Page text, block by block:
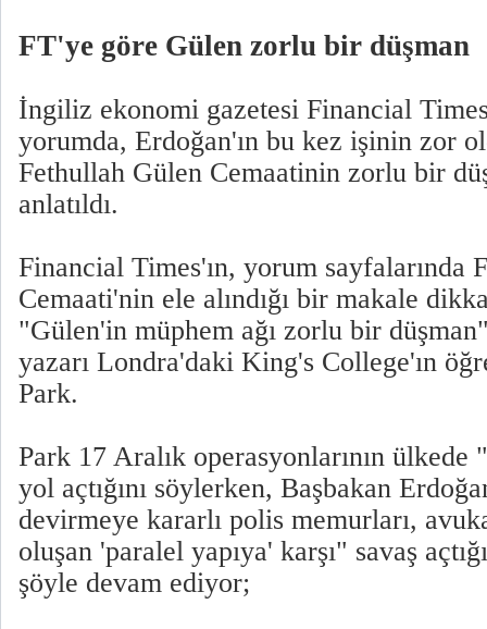
FT'ye göre Gülen zorlu bir düşman
İngiliz ekonomi gazetesi Financial
yorumda, Erdoğan'ın bu kez işinin zor
Fethullah Gülen Cemaatinin zorlu bir
anlatıldı.
Financial Times'ın, yorum sayfalarında
Cemaati'nin ele alındığı bir makale
"Gülen'in müphem ağı zorlu bir
yazarı Londra'daki King's College'ın
Park.
Park 17 Aralık operasyonlarının
yol açtığını söylerken, Başbakan
devirmeye kararlı polis memurları,
oluşan 'paralel yapıya' karşı" savaş
şöyle devam ediyor;